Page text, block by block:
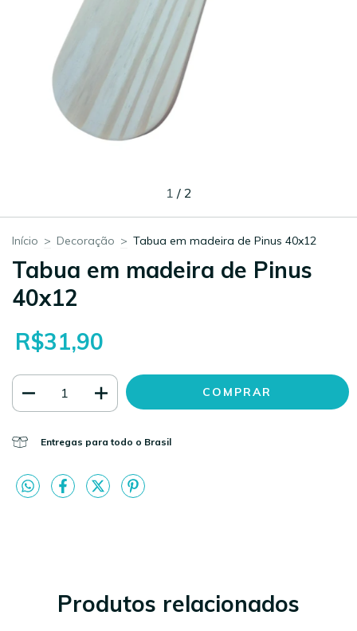
1 / 2
Início > Decoração > Tabua em madeira de Pinus 40x12
Tabua em madeira de Pinus
40x12
R$31,90
Entregas para todo o Brasil
Produtos relacionados